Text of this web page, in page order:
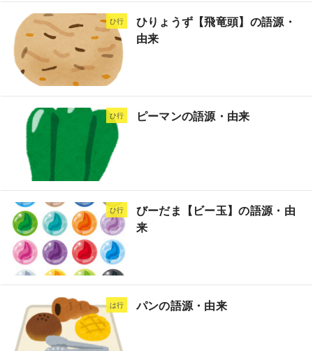
ひ行
ひりょうず【飛竜頭】の語源・
由来
ひ行 ピーマンの語源・由来
ひ行
びーだま【ビー玉】の語源・由
来
は行 パンの語源・由来